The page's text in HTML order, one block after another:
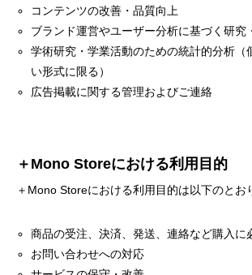
コンテンツの改善・品質向上
ブランド運営やユーザー分析に基づく研究
学術研究・学業活動のための統計的分析（
い形式に限る）
広告掲載に関する管理およびご連絡
＋Mono Storeにおける利用目的
＋Mono Storeにおける利用目的は以下のとお
商品の受注、決済、発送、連絡など購入に
お問い合わせへの対応